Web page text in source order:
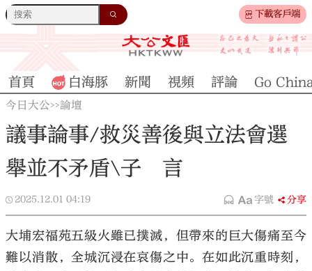
下載客戶端
首頁 白海豚 新聞 視頻 評論 Go
今日大公>>論壇
議事論事/救災善後與立法會選
舉並不矛盾\子 言
2025.12.01 04:19 字號 分享
大埔宏福苑五級火雖已撲滅，但帶來的巨大傷痛至今
難以消散，全城沉浸在哀傷之中。在如此沉重時刻，